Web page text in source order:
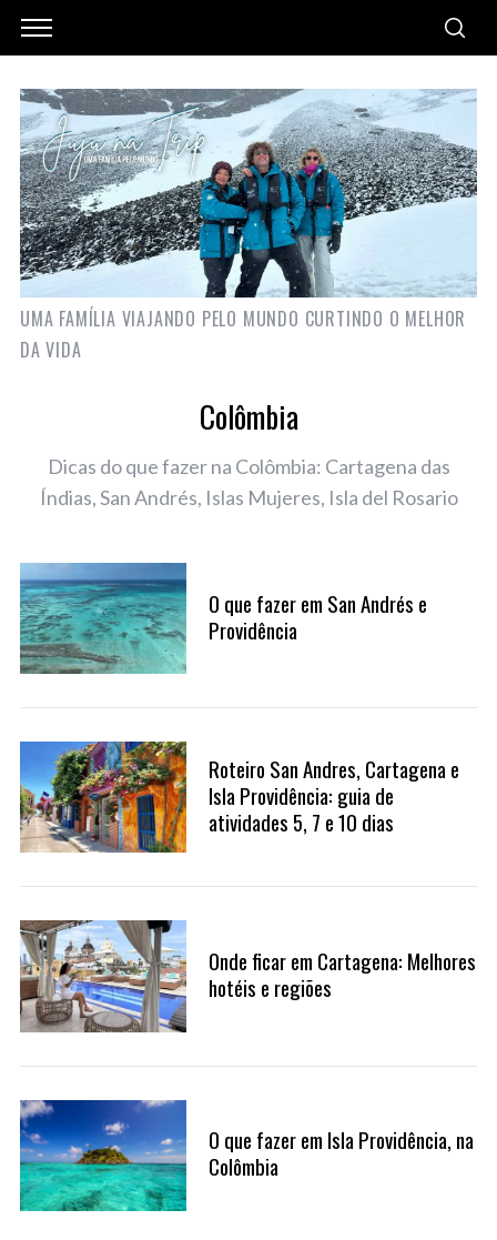
UMA FAMÍLIA VIAJANDO PELO MUNDO CURTINDO O MELHOR
DA VIDA
Colômbia
Dicas do que fazer na Colômbia: Cartagena das
Índias, San Andrés, Islas Mujeres, Isla del Rosario
O que fazer em San Andrés e
Providência
Roteiro San Andres, Cartagena e
Isla Providência: guia de
atividades 5, 7 e 10 dias
Onde ficar em Cartagena: Melhores
hotéis e regiões
O que fazer em Isla Providência, na
Colômbia